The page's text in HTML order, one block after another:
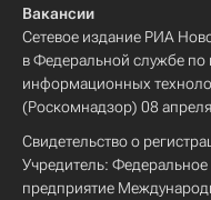
Вакансии
Сетевое издание РИА
в Федеральной службе по
информационных
(Роскомнадзор) 08
Свидетельство о
Учредитель: Федеральное
предприятие